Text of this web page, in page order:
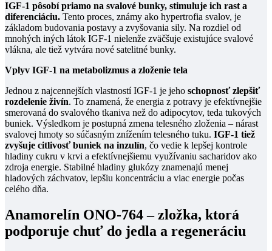
IGF-1 pôsobí priamo na svalové bunky, stimuluje ich rast a
diferenciáciu. Tento proces, známy ako hypertrofia svalov, je
základom budovania postavy a zvyšovania sily. Na rozdiel od
mnohých iných látok IGF-1 nielenže zväčšuje existujúce svalové
vlákna, ale tiež vytvára nové satelitné bunky.
Vplyv IGF-1 na metabolizmus a zloženie tela
Jednou z najcennejších vlastností IGF-1 je jeho schopnosť zlepšiť
rozdelenie živín. To znamená, že energia z potravy je efektívnejšie
smerovaná do svalového tkaniva než do adipocytov, teda tukových
buniek. Výsledkom je postupná zmena telesného zloženia – nárast
svalovej hmoty so súčasným znížením telesného tuku. IGF-1 tiež
zvyšuje citlivosť buniek na inzulín, čo vedie k lepšej kontrole
hladiny cukru v krvi a efektívnejšiemu využívaniu sacharidov ako
zdroja energie. Stabilné hladiny glukózy znamenajú menej
hladových záchvatov, lepšiu koncentráciu a viac energie počas
celého dňa.
Anamorelín ONO-764 – zložka, ktorá
podporuje chuť do jedla a regeneráciu